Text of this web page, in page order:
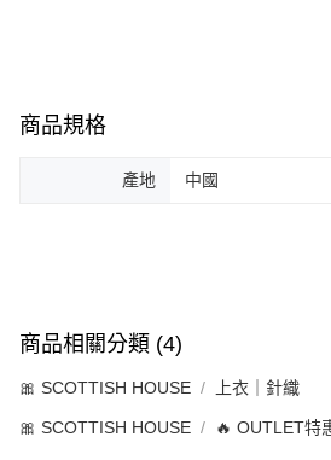
商品規格
產地 中國
商品相關分類 (4)
🎀 SCOTTISH HOUSE 上衣｜針織
🎀 SCOTTISH HOUSE 🔥 OUTLET特